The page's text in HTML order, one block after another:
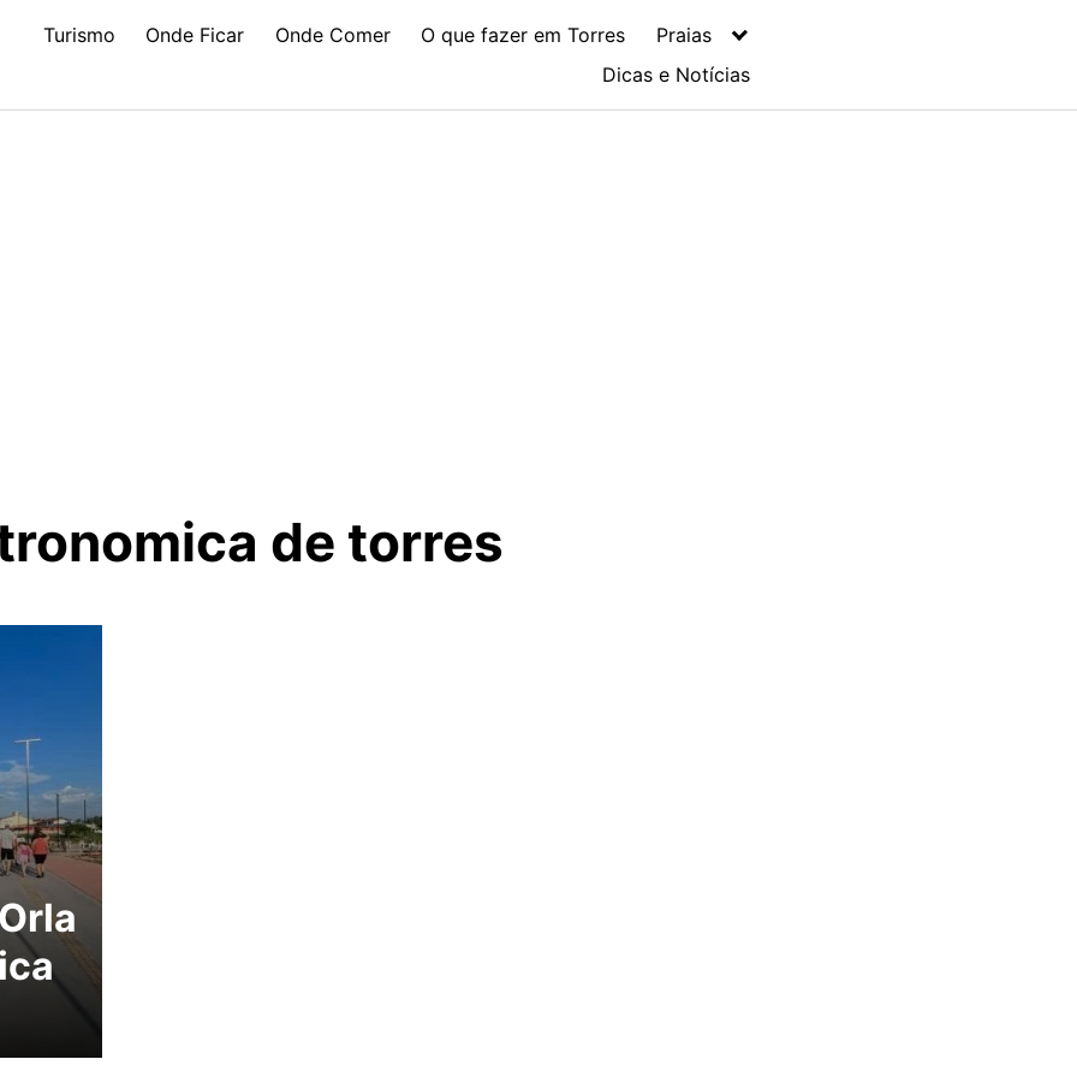
Turismo Onde Ficar Onde Comer O que fazer em Torres
Praias
Dicas e Notícias
de torres